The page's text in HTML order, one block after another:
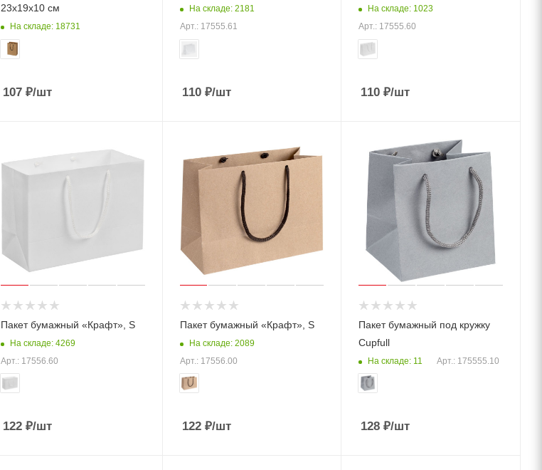
23x19x10 см
На складе: 18731
107₽/шт
На складе: 2181
Арт.: 17555.61
110₽/шт
На складе: 1023
Арт.: 17555.60
110 ₽/шт
Пакет бумажный «Крафт», S
На складе: 4269
Арт.: 17556.60
122₽/шт
Пакет бумажный «Крафт», S
На складе: 2089
Арт.: 17556.00
122₽/шт
Пакет бумажный под кружку
Cupfull
На складе: 11 Арт.: 175555.10
128 ₽/шт